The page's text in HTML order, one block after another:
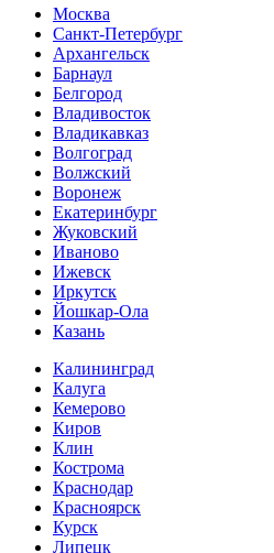
Москва
Санкт-Петербург
Архангельск
Барнаул
Белгород
Владивосток
Владикавказ
Волгоград
Волжский
Воронеж
Екатеринбург
Жуковский
Иваново
Ижевск
Иркутск
Йошкар-Ола
Казань
Калининград
Калуга
Кемерово
Киров
Клин
Кострома
Краснодар
Красноярск
Курск
Липецк